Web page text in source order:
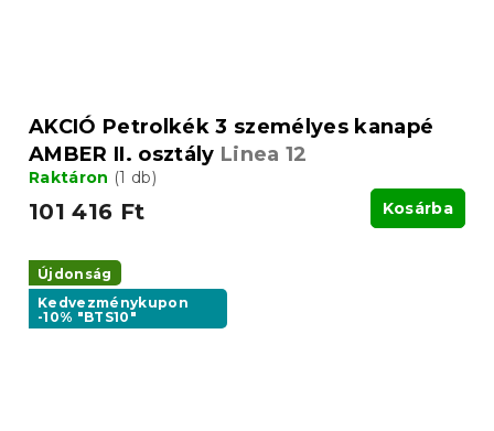
AKCIÓ Petrolkék 3 személyes kanapé
AMBER II. osztály Linea 12
Raktáron (1 db)
101 416 Ft Kosárba
Újdonság
Kedvezménykupon
-10% "BTS10"